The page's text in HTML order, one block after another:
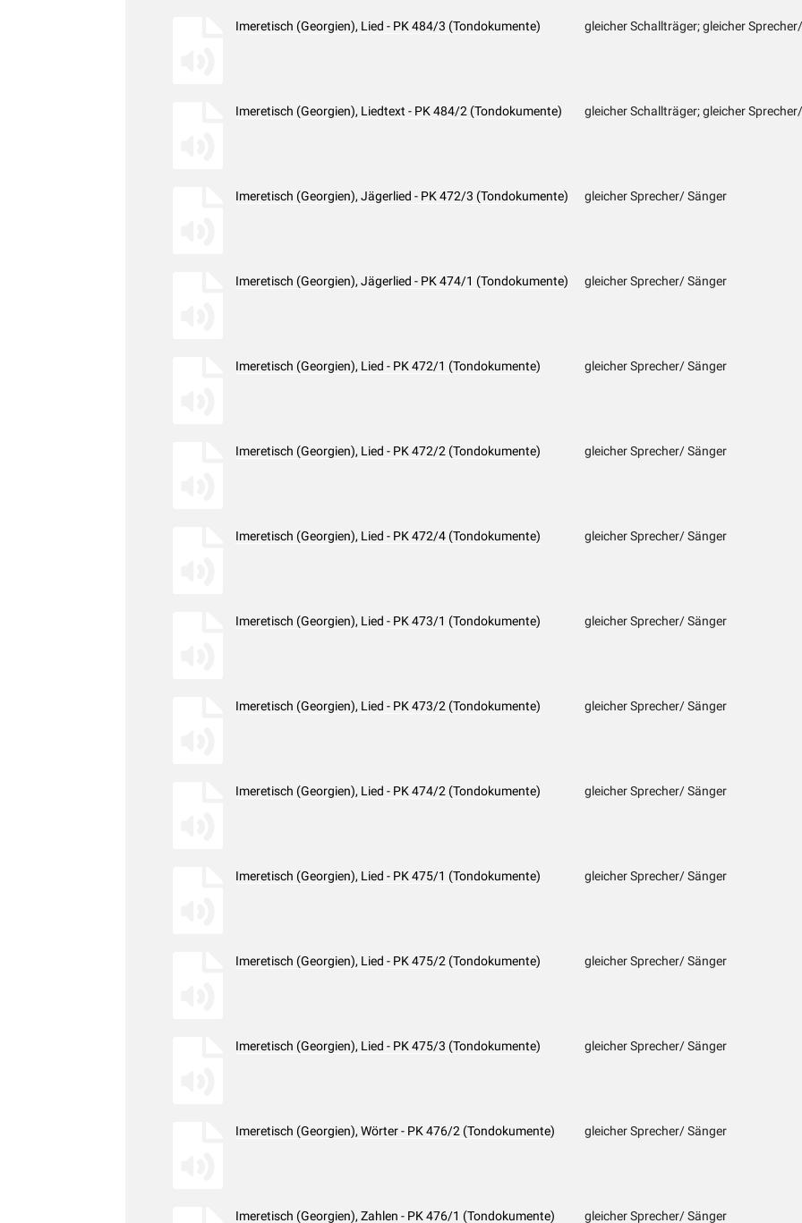
Imeretisch (Georgien), Lied - PK 484/3 (Tondokumente) gleicher Schallträger; gleicher
Imeretisch (Georgien), Liedtext - PK 484/2 (Tondokumente) gleicher Schallträger; gleicher
Imeretisch (Georgien), Jägerlied - PK 472/3 (Tondokumente) gleicher Sprecher/ Sänger
Imeretisch (Georgien), Jägerlied - PK 474/1 (Tondokumente) gleicher Sprecher/ Sänger
Imeretisch (Georgien), Lied - PK 472/1 (Tondokumente) gleicher Sprecher/ Sänger
Imeretisch (Georgien), Lied - PK 472/2 (Tondokumente) gleicher Sprecher/ Sänger
Imeretisch (Georgien), Lied - PK 472/4 (Tondokumente) gleicher Sprecher/ Sänger
Imeretisch (Georgien), Lied - PK 473/1 (Tondokumente) gleicher Sprecher/ Sänger
Imeretisch (Georgien), Lied - PK 473/2 (Tondokumente) gleicher Sprecher/ Sänger
Imeretisch (Georgien), Lied - PK 474/2 (Tondokumente) gleicher Sprecher/ Sänger
Imeretisch (Georgien), Lied - PK 475/1 (Tondokumente) gleicher Sprecher/ Sänger
Imeretisch (Georgien), Lied - PK 475/2 (Tondokumente) gleicher Sprecher/ Sänger
Imeretisch (Georgien), Lied - PK 475/3 (Tondokumente) gleicher Sprecher/ Sänger
Imeretisch (Georgien), Wörter - PK 476/2 (Tondokumente) gleicher Sprecher/ Sänger
Imeretisch (Georgien), Zahlen - PK 476/1 (Tondokumente) gleicher Sprecher/ Sänger